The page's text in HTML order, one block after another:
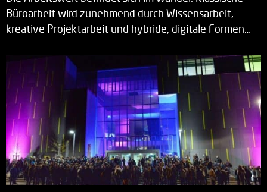
Büroarbeit wird zunehmend durch Wissensarbeit,
kreative Projektarbeit und hybride, digitale Formen…